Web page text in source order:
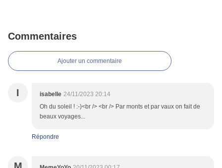
Commentaires
Ajouter un commentaire
I isabelle 24/11/2023 20:14
Oh du soleil ! :-)<br /> <br /> Par monts et par vaux on fait de
beaux voyages...
Répondre